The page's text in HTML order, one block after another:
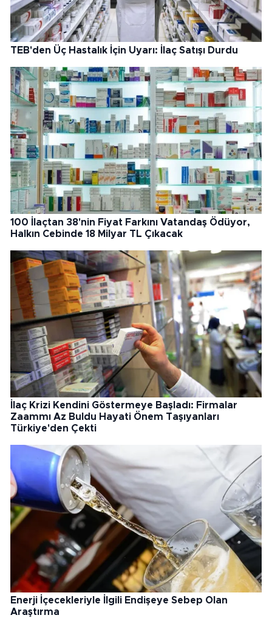
TEB'den Üç Hastalık İçin Uyarı: İlaç Satışı Durdu
100 İlaçtan 38'nin Fiyat Farkını Vatandaş Ödüyor,
Halkın Cebinde 18 Milyar TL Çıkacak
İlaç Krizi Kendini Göstermeye Başladı: Firmalar
Zaammı Az Buldu Hayati Önem Taşıyanları
Türkiye'den Çekti
Enerji İçecekleriyle İlgili Endişeye Sebep Olan
Araştırma